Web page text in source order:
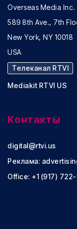
Overseas Media Inc.
589 8th Ave., 7th
New York, NY 10018
USA
Телеканал RTVI
Mediakit RTVI US
Контакты
digital@rtvi.us
Реклама:
Office: +1 (917)